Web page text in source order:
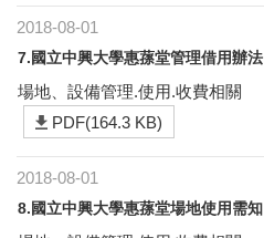
2018-08-01
7.國立中興大學惠蓀堂管理借用辦法
場地、設備管理.使用.收費相關
PDF(164.3 KB)
2018-08-01
8.國立中興大學惠蓀堂場地使用需知